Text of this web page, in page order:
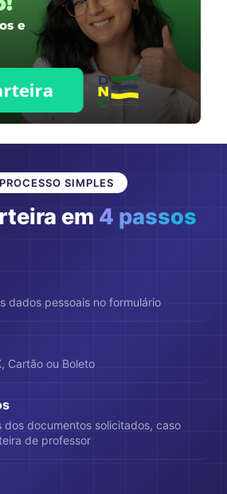
PROCESSO SIMPLES
em 4 passos
dados pessoais no formulário
Cartão ou Boleto
dos documentos solicitados, caso
de professor